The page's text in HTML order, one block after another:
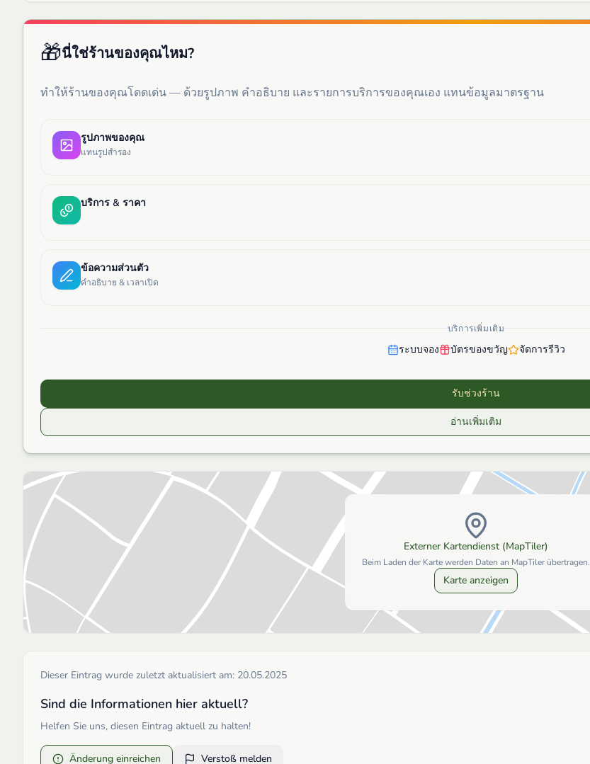
🎁นี่ใช่ร้านของคุณไหม?
ทำให้ร้านของคุณโดดเด่น — ด้วยรูปภาพ คำอธิบาย และรายการบริการของคุณเอง แทนข้อมูลมาตรฐาน
รูปภาพของคุณ
แทนรูปสำรอง
บริการ & ราคา
ข้อความส่วนตัว
คำอธิบาย & เวลาเปิด
บริการเพิ่มเติม
ระบบจอง บัตรของขวัญ จัดการรีวิว
รับช่วงร้าน
อ่านเพิ่มเติม
Externer Kartendienst (MapTiler)
Beim Laden der Karte werden Daten an MapTiler übertragen.
Karte anzeigen
Dieser Eintrag wurde zuletzt aktualisiert am: 20.05.2025
Sind die Informationen hier aktuell?
Helfen Sie uns, diesen Eintrag aktuell zu halten!
Änderung einreichen Verstoß melden